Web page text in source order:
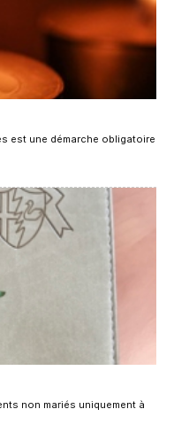
est une démarche obligatoire
non mariés uniquement à